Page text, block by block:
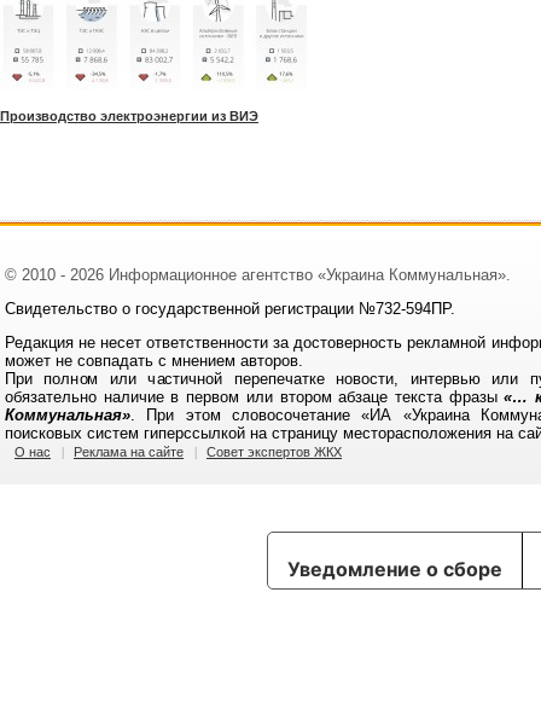
Производство электроэнергии из ВИЭ
© 2010 - 2026 Информационное агентство «Украина Коммунальная».
Свидетельство о государственной регистрации №732-594ПР.
Редакция не несет ответственности за достоверность рекламной
может не совпадать с мнением авторов.
При полном или частичной перепечатке новости, интервью или
обязательно наличие в первом или втором абзаце текста фразы «…
Коммунальная». При этом словосочетание «ИА «Украина
поисковых систем гиперссылкой на страницу месторасположения на
О нас Реклама на сайте Совет экспертов ЖКХ
Уведомление о сборе